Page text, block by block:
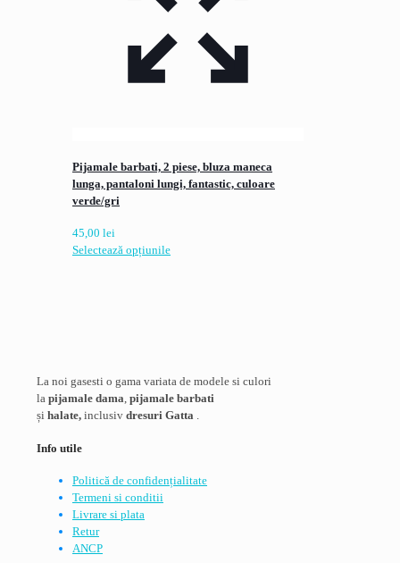
Pijamale barbati, 2 piese, bluza maneca
lunga, pantaloni lungi, fantastic, culoare
verde/gri
45,00 lei
Selectează opțiunileAcest
fi
alese
în
La noi gasesti o gama variata de modele si culori
la pijamale dama, pijamale barbati
și halate, inclusiv dresuri Gatta .
Info utile
Politică de confidențialitate
Termeni si conditii
Livrare si plata
Retur
ANCP